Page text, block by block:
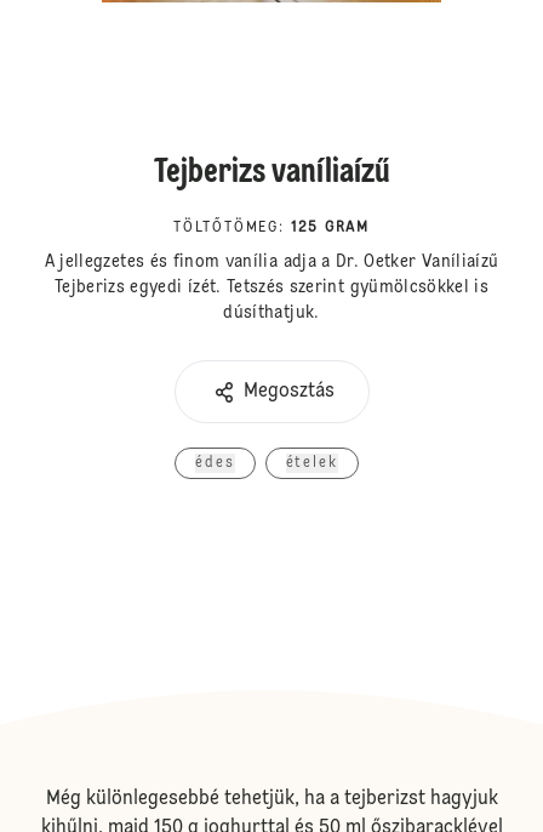
Tejberizs vaníliaízű
TÖLTŐTÖMEG : 125 GRAM
A jellegzetes és finom vanília adja a Dr. Oetker Vaníliaízű
Tejberizs egyedi ízét. Tetszés szerint gyümölcsökkel is
dúsíthatjuk.
Megosztás
édes ételek
Még különlegesebbé tehetjük, ha a tejberizst hagyjuk
kihűlni, majd 150 g joghurttal és 50 ml őszibaracklével